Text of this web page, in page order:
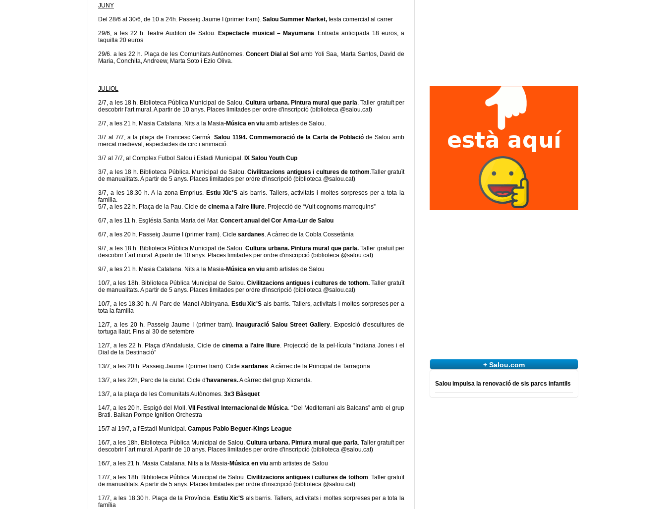
JUNY
Del 28/6 al 30/6, de 10 a 24h. Passeig Jaume I (primer tram). Salou Summer Market, festa comercial al carrer
29/6, a les 22 h. Teatre Auditori de Salou. Espectacle musical – Mayumana. Entrada anticipada 18 euros, a
taquilla 20 euros
29/6. a les 22 h. Plaça de les Comunitats Autònomes. Concert Dial al Sol amb Yoli Saa, Marta Santos, David de
Maria, Conchita, Andreew, Marta Soto i Ezio Oliva.
JULIOL
2/7, a les 18 h. Biblioteca Pública Municipal de Salou.Cultura urbana. Pintura mural que parla. Taller gratuït per
descobrir l'art mural. A partir de 10 anys. Places limitades per ordre d'inscripció (biblioteca @salou.cat)
2/7, a les 21 h. Masia Catalana. Nits a la Masia-Música en viu amb artistes de Salou.
3/7 al 7/7, a la plaça de Francesc Germà.Salou 1194. Commemoració de la Carta de Poblacióde Salou amb
mercat medieval, espectacles de circ i animació.
3/7 al 7/7, al Complex Futbol Salou i Estadi Municipal. IX Salou Youth Cup
3/7, a les 18 h. Biblioteca Pública. Municipal de Salou.Civilitzacions antigues i cultures de tothom.Taller gratuït
de manualitats. A partir de 5 anys. Places limitades per ordre d'inscripció (biblioteca @salou.cat)
3/7, a les 18.30 h. A la zona Emprius. Estiu Xic'S als barris. Tallers, activitats i moltes sorpreses per a tota la
família.
5/7, a les 22 h. Plaça de la Pau. Cicle de cinema a l'aire lliure. Projecció de “Vuit cognoms marroquins”
6/7, a les 11 h. Església Santa Maria del Mar. Concert anual del Cor Ama-Lur de Salou
6/7, a les 20 h. Passeig Jaume I (primer tram). Cicle sardanes. A càrrec de la Cobla Cossetània
9/7, a les 18 h. Biblioteca Pública Municipal de Salou.Cultura urbana. Pintura mural que parla. Taller gratuït per
descobrir l´art mural. A partir de 10 anys. Places limitades per ordre d'inscripció (biblioteca @salou.cat)
9/7, a les 21 h. Masia Catalana. Nits a la Masia-Música en viu amb artistes de Salou
10/7, a les 18h. Biblioteca Pública Municipal de Salou. Civilitzacions antigues i cultures de tothom.Taller gratuït
de manualitats. A partir de 5 anys. Places limitades per ordre d'inscripció (biblioteca @salou.cat)
10/7, a les 18.30 h. Al Parc de Manel Albinyana. Estiu Xic'S als barris. Tallers, activitats i moltes sorpreses per a
tota la família
12/7, a les 20 h. Passeig Jaume I (primer tram). Inauguració Salou Street Gallery. Exposició d'escultures de
tortuga llaüt. Fins al 30 de setembre
12/7, a les 22 h. Plaça d'Andalusia. Cicle de cinema a l'aire lliure. Projecció de la pel·lícula “Indiana Jones i el
Dial de la Destinació”
13/7, a les 20 h. Passeig Jaume I (primer tram). Cicle sardanes. A càrrec de la Principal de Tarragona
13/7, a les 22h, Parc de la ciutat. Cicle d'havaneres.A càrrec del grup Xicranda.
13/7, a la plaça de les Comunitats Autònomes. 3x3 Bàsquet
14/7, a les 20 h. Espigó del Moll. VII Festival Internacional de Música. “Del Mediterrani als Balcans” amb el grup
Brati. Balkan Pompe Ignition Orchestra
15/7 al 19/7, a l'Estadi Municipal. Campus Pablo Beguer-Kings League
16/7, a les 18h. Biblioteca Pública Municipal de Salou.Cultura urbana. Pintura mural que parla. Taller gratuït per
descobrir l´art mural. A partir de 10 anys. Places limitades per ordre d'inscripció (biblioteca @salou.cat)
16/7, a les 21 h. Masia Catalana. Nits a la Masia-Música en viu amb artistes de Salou
17/7, a les 18h. Biblioteca Pública Municipal de Salou. Civilitzacions antigues i cultures de tothom. Taller gratuït
de manualitats. A partir de 5 anys. Places limitades per ordre d'inscripció (biblioteca @salou.cat)
17/7, a les 18.30 h. Plaça de la Província. Estiu Xic'S als barris. Tallers, activitats i moltes sorpreses per a tota la
família
+ Salou.com
Salou impulsa la renovació de sis parcs infantils